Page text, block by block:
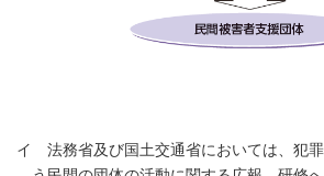
イ 法務省及び国土交通省においては、犯